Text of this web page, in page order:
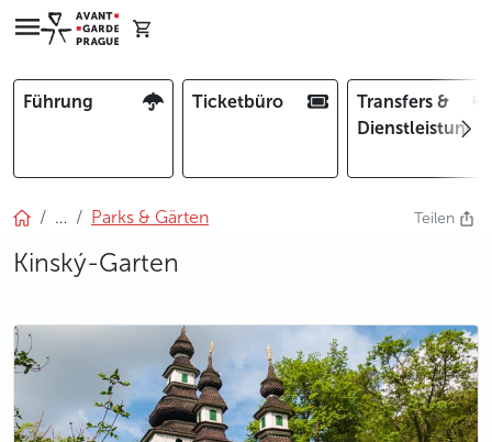
Führung Ticketbüro
Transfers &
… Parks & Gärten Teilen
Kinský-Garten
photo 5
photo 6
photo 7
photo 8
photo 9
photo 10
photo 11